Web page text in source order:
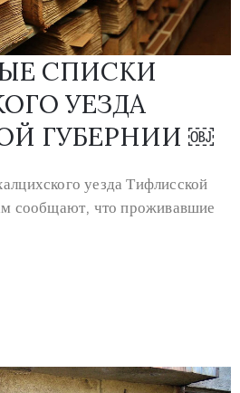
СПИСКИ
УЕЗДА
ГУБЕРНИИ ￼
уезда Тифлисской
сообщают, что проживавшие